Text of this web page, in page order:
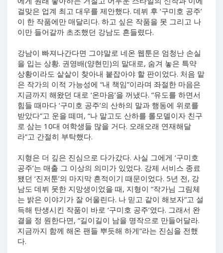
걸맞은 업계 최고 대우를 제안했다. 데뷔 후 ‘구미호 공주’
이 한 작품에만 매달리다. 하고 싶은 작품을 못 그리고 나
이만 들어갈까 초조했던 강남도 흔들렸다.
강남이 빠져나간다면 그야말로 네온 웹툰은 엄청난 손실
을 입는 상황. 권영배(양현민)의 말대로, 숨겨 놓은 특약
상황이라도 샅샅이 찾아내 붙잡아야 할 판이었다. 처음 맡
은 작가의 이적 가능성에 “내 책임”이라며 좌절한 마음은
지금까지 해왔던 대로 ‘온마음’을 꺼냈다. “유도를 하면서
힘들 때마다 ‘구미호 공주’의 산하의 말과 행동에 위로를
받았다”고 운을 떼며, “나 말고도 산하를 롤모델이자 친구
로 삼는 10대 여학생들 많을 거다. 오래오래 연재해달
라”고 간절히 부탁했다.
지형은 더 깊은 진심으로 다가갔다. 사실 그에게 ‘구미호
공주’는 매출 그 이상의 의미가 있었다. 강제 서비스 종료
됐던 ‘진저툰’의 마지막 흔적이기 때문이었다. 5년 전, 강
남도 데뷔 못한 지망생이었을 때, 지형이 “작가님 그림체
는 밝은 이야기가 잘 어울린다. 나 믿고 같이 해보자”고 설
득해 탄생시킨 작품이 바로 ‘구미호 공주’였다. 그래서 완
결을 정 원한다면, “길이길이 남을 명작으로 만들어달라.
지금까지 함께 해온 팬들 뿌듯해 하게”라는 진심을 전했
다.